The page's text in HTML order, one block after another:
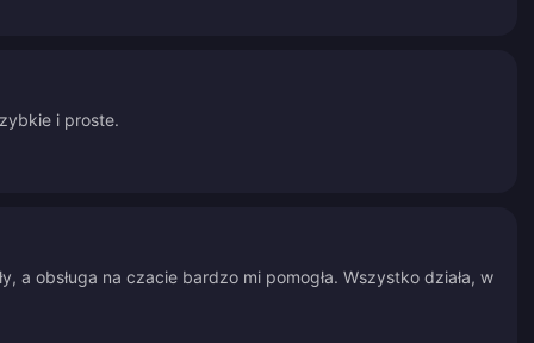
i proste.
a obsługa na czacie bardzo mi pomogła. Wszystko działa, w